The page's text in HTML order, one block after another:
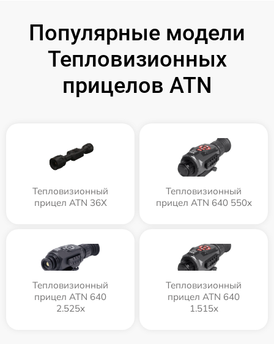
Популярные модели
Тепловизионных
прицелов ATN
Тепловизионный
прицел ATN 36X
Тепловизионный
прицел ATN 640 550x
Тепловизионный
прицел ATN 640
2.525x
Тепловизионный
прицел ATN 640
1.515x